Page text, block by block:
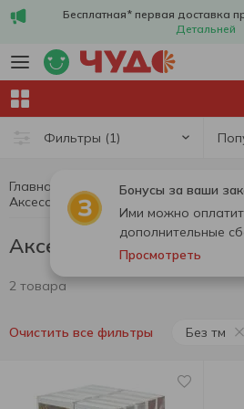
Бесплатная* первая доставка
Детальней
Фильтры (1)
Бонусы за ваши
Ими можно
дополнительные
Просмотреть
Главная
Сигареты, стики, аксессуары
Аксессуары для курения
Аксессуары для
2 товара
Очистить все фильтры Без тм